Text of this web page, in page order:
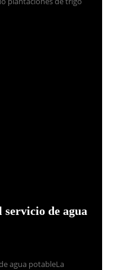
de agua
agua potableLa